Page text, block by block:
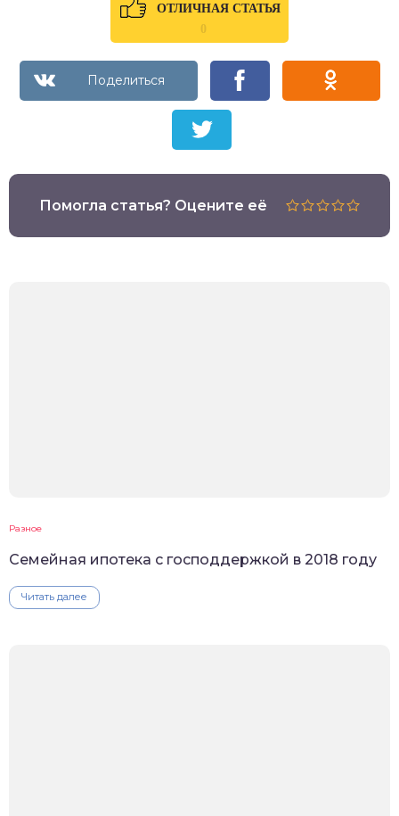
ОТЛИЧНАЯ СТАТЬЯ
0
Помогла статья? Оцените её
Разное
Семейная ипотека с господдержкой в 2018 году
Читать далее